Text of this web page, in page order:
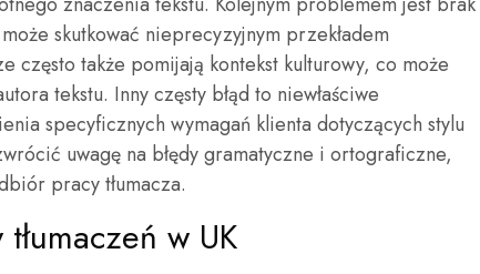
skutkować nieprecyzyjnym przekładem
często także pomijają kontekst kulturowy, co może
tekstu. Inny częsty błąd to niewłaściwe
specyficznych wymagań klienta dotyczących stylu
uwagę na błędy gramatyczne i ortograficzne,
pracy tłumacza.
w UK